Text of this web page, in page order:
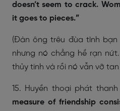
doesn’t seem to crack.
it goes to pieces.”
(Đàn ông trêu đùa tình
nhưng nó chẳng hề rạn
thủy tinh và rồi nó vẫn vỡ
15. Huyền thoại phát
measure of friendship